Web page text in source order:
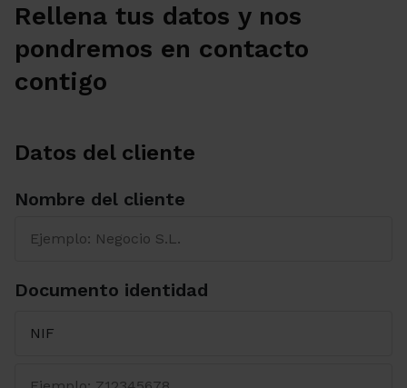
Rellena tus datos y nos
pondremos en contacto
contigo
Datos del cliente
Nombre del cliente
Documento identidad